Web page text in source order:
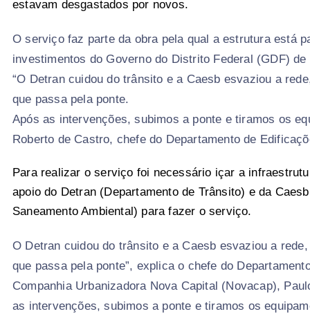
estavam desgastados por novos.
O serviço faz parte da obra pela qual a estrutura está
investimentos do Governo do Distrito Federal (GDF)
“O Detran cuidou do trânsito e a Caesb esvaziou a
que passa pela ponte.
Após as intervenções, subimos a ponte e tiramos os
Roberto de Castro, chefe do Departamento de
Para realizar o serviço foi necessário içar a
apoio do Detran (Departamento de Trânsito) e da
Saneamento Ambiental) para fazer o serviço.
O Detran cuidou do trânsito e a Caesb esvaziou a
que passa pela ponte”, explica o chefe do
Companhia Urbanizadora Nova Capital (Novacap),
as intervenções, subimos a ponte e tiramos os